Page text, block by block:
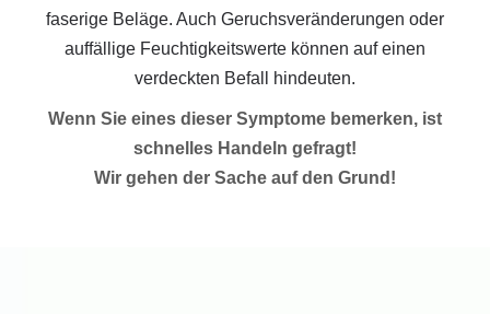
faserige Beläge. Auch Geruchsveränderungen oder
auffällige Feuchtigkeitswerte können auf einen
verdeckten Befall hindeuten.
Wenn Sie eines dieser Symptome bemerken, ist
schnelles Handeln gefragt!
Wir gehen der Sache auf den Grund!